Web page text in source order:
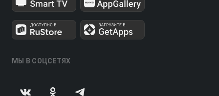
МЫ В СОЦСЕТЯХ